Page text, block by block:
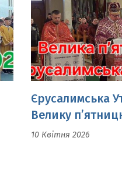
Єрусалимська
Велику
10 Квітня 2026